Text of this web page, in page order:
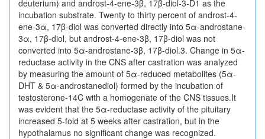
deuterium) and androst-4-ene-3β, 17β-diol-3-D1 as the
incubation substrate. Twenty to thirty percent of androst-4-
ene-3α, 17β-diol was converted directly into 5α-androstane-
3α, 17β-diol, but androst-4-ene-3β, 17β-diol was not
converted into 5α-androstane-3β, 17β-diol.3. Change in 5α-
reductase activity in the CNS after castration was analyzed
by measuring the amount of 5α-reduced metabolites (5α-
DHT & 5α-androstanediol) formed by the incubation of
testosterone-14C with a homogenate of the CNS tissues.It
was evident that the 5α-reductase activity of the pituitary
increased 5-fold at 5 weeks after castration, but in the
hypothalamus no significant change was recognized.